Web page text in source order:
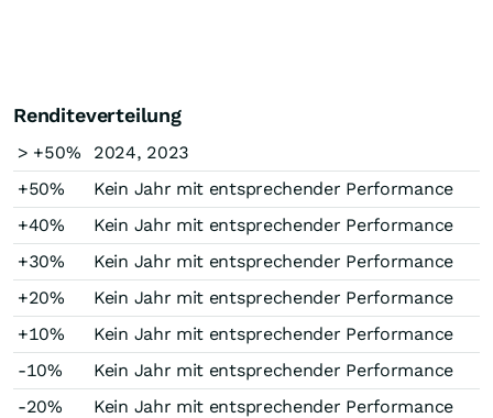
Renditeverteilung
> +50%
2024, 2023
+50%
Kein Jahr mit entsprechender Performance
+40%
Kein Jahr mit entsprechender Performance
+30%
Kein Jahr mit entsprechender Performance
+20%
Kein Jahr mit entsprechender Performance
+10%
Kein Jahr mit entsprechender Performance
-10%
Kein Jahr mit entsprechender Performance
-20%
Kein Jahr mit entsprechender Performance